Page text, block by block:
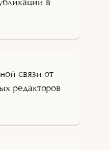
связи от
редакторов